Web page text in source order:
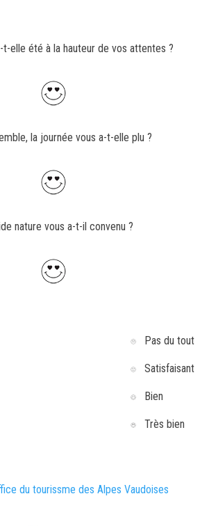
t-elle été à la hauteur de vos attentes ?
la journée vous a-t-elle plu ?
nature vous a-t-il convenu ?
Pas du tout
Satisfaisant
Bien
Très bien
du tourissme des Alpes Vaudoises